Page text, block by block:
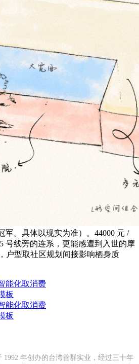
军。具体以现实为准）。44000 元 /
号线旁的连系，更能感遭到入世的摩
户型取社区规划间接影响栖身质
能化取消费
板
能化取消费
板
1992 年创办的台湾善群实业，经过三十年